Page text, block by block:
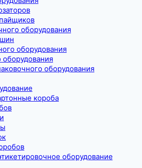
оборудования
оборудования
оборудования
короба
оборудование